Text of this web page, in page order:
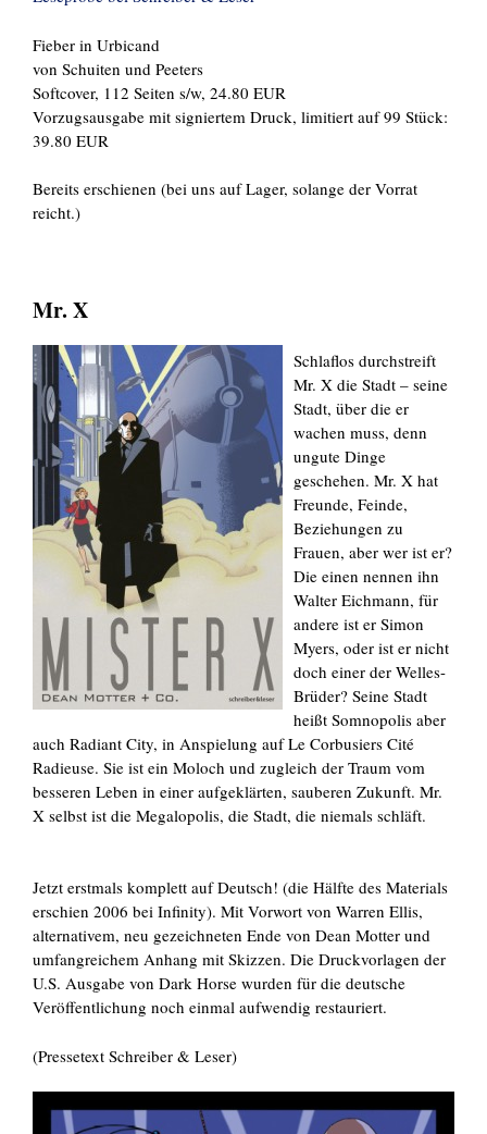
Fieber in Urbicand
von Schuiten und Peeters
Softcover, 112 Seiten s/w, 24.80 EUR
Vorzugsausgabe mit signiertem Druck, limitiert auf 99 Stück:
39.80 EUR
Bereits erschienen (bei uns auf Lager, solange der Vorrat
reicht.)
Mr. X
Schlaflos durchstreift
Mr. X die Stadt – seine
Stadt, über die er
wachen muss, denn
ungute Dinge
geschehen. Mr. X hat
Freunde, Feinde,
Beziehungen zu
Frauen, aber wer ist er?
Die einen nennen ihn
Walter Eichmann, für
andere ist er Simon
Myers, oder ist er nicht
doch einer der Welles-
Brüder? Seine Stadt
heißt Somnopolis aber
auch Radiant City, in Anspielung auf Le Corbusiers Cité
Radieuse. Sie ist ein Moloch und zugleich der Traum vom
besseren Leben in einer aufgeklärten, sauberen Zukunft. Mr.
X selbst ist die Megalopolis, die Stadt, die niemals schläft.
Jetzt erstmals komplett auf Deutsch! (die Hälfte des Materials
erschien 2006 bei Infinity). Mit Vorwort von Warren Ellis,
alternativem, neu gezeichneten Ende von Dean Motter und
umfangreichem Anhang mit Skizzen. Die Druckvorlagen der
U.S. Ausgabe von Dark Horse wurden für die deutsche
Veröffentlichung noch einmal aufwendig restauriert.
(Pressetext Schreiber & Leser)